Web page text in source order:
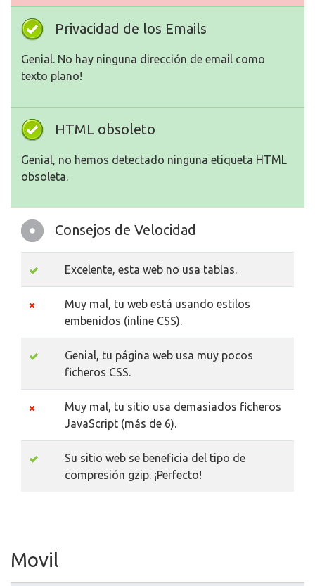
Privacidad de los Emails
Genial. No hay ninguna dirección de email como
texto plano!
HTML obsoleto
Genial, no hemos detectado ninguna etiqueta HTML
obsoleta.
Consejos de Velocidad
Excelente, esta web no usa tablas.
Muy mal, tu web está usando estilos
embenidos (inline CSS).
Genial, tu página web usa muy pocos
ficheros CSS.
Muy mal, tu sitio usa demasiados ficheros
JavaScript (más de 6).
Su sitio web se beneficia del tipo de
compresión gzip. ¡Perfecto!
Movil